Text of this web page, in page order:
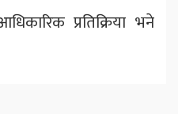
प्रतिक्रिया भने